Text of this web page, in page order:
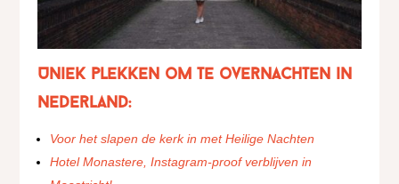
Uniek plekken om te overnachten in
Nederland:
Voor het slapen de kerk in met Heilige Nachten
Hotel Monastere, Instagram-proof verblijven in